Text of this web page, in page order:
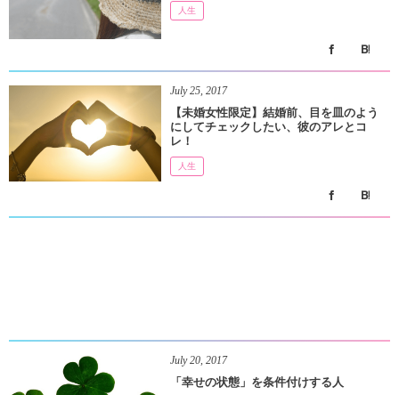
人生
July 25,2017
【未婚女性限定】結婚前、目を皿のよう
にしてチェックしたい、彼のアレとコ
レ！
人生
July 20,2017
「幸せの状態」を条件付けする人